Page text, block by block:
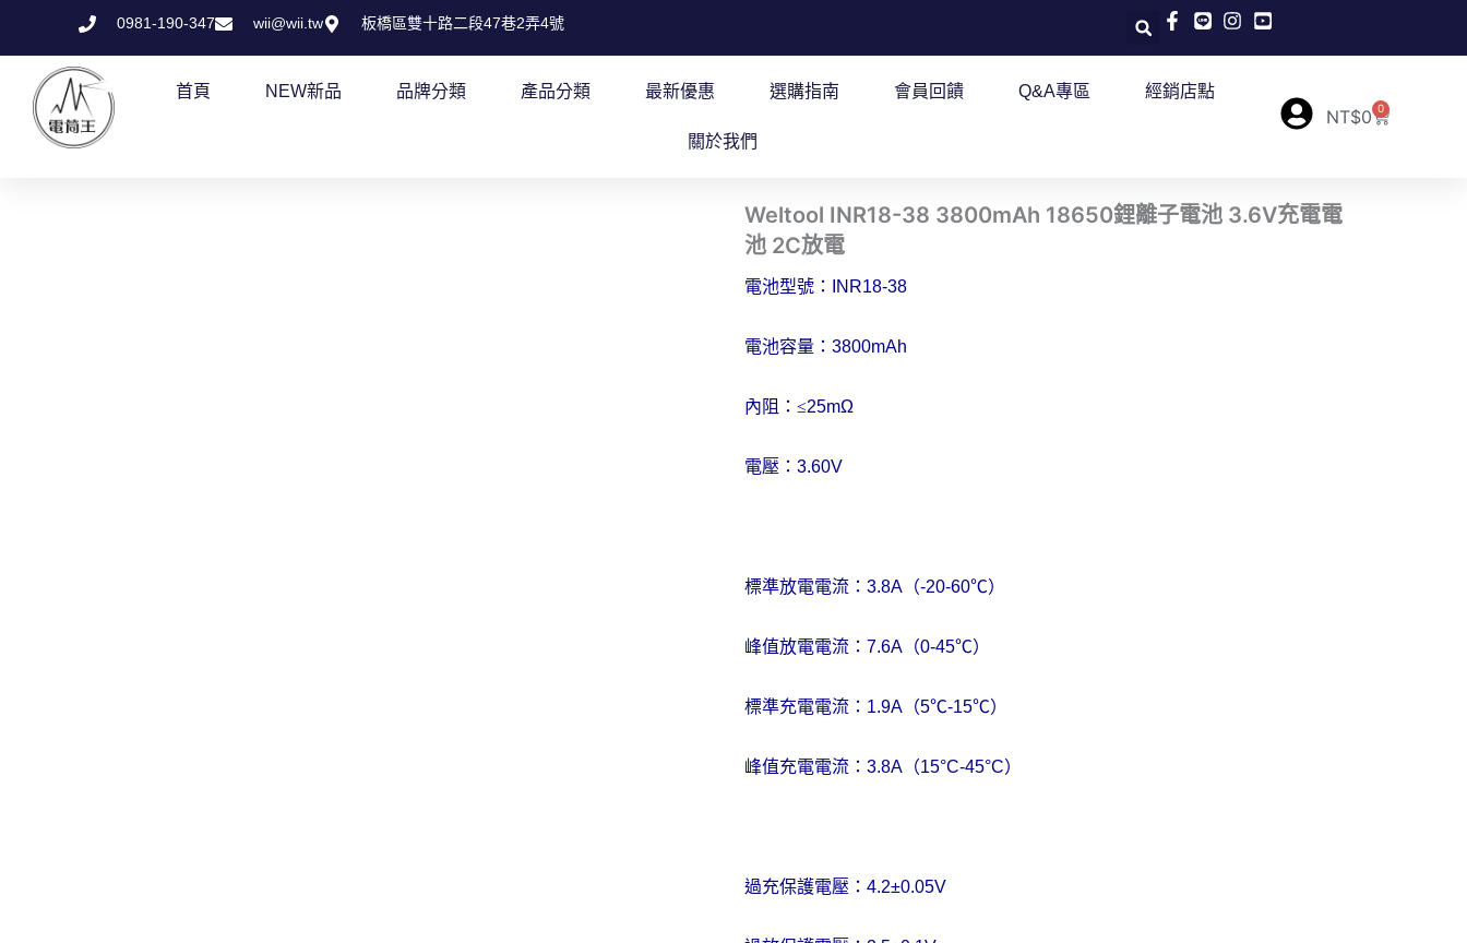
0981-190-347 wii@wii.tw 板橋區雙十路二段47巷2弄4號
首頁 NEW新品 品牌分類 產品分類 最新優惠 選購指南 會員回饋 Q&A專區 經銷店點
關於我們
NT$0 0
購
Weltool INR18-38 3800mAh 18650鋰離子電池 3.6V充電電
池 2C放電
電池型號： INR18-38
電池容量： 3800mAh
內阻： ≤25mΩ
電壓： 3.60V
標準放電電流： 3.8A （-20-60℃）
峰值放電電流： 7.6A （0-45℃）
標準充電電流： 1.9A （5℃-15℃）
峰值充電電流： 3.8A （15°C-45°C）
過充保護電壓： 4.2±0.05V